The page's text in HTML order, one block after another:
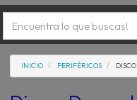
INICIO PERIFÉRICOS